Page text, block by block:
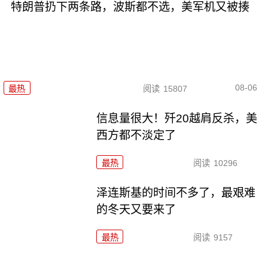
特朗普扔下两条路，波斯都不选，美军机又被揍
最热 阅读 15807 08-06
信息量很大！歼20越肩反杀，美
西方都不淡定了
最热 阅读 10296
泽连斯基的时间不多了，最艰难
的冬天又要来了
最热 阅读 9157